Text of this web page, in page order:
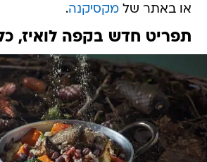
או באתר שלמקסיקנה.
תפריט חדש בקפה לואיז,